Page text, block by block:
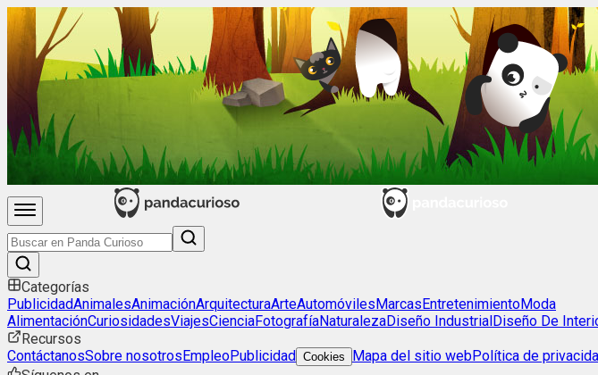
Categorías
PublicidadAnimalesAnimaciónArquitecturaArteAutomóvilesMarcasEntretenimientoModa
AlimentaciónCuriosidadesViajesCienciaFotografíaNaturalezaDiseño IndustrialDiseño De
Recursos
ContáctanosSobre nosotrosEmpleoPublicidad Cookies Mapa del sitio webPolítica de